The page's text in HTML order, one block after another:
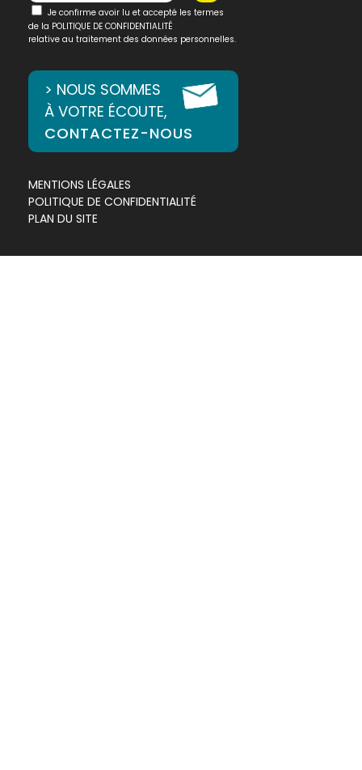
Je confirme avoir lu et accepté les termes
de la POLITIQUE DE CONFIDENTIALITÉ
relative au traitement des données personnelles.
> NOUS SOMMES
À VOTRE ÉCOUTE,
CONTACTEZ-NOUS
MENTIONS LÉGALES
POLITIQUE DE CONFIDENTIALITÉ
PLAN DU SITE